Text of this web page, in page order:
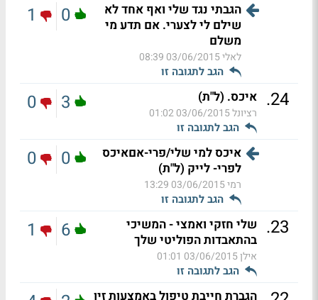
הגבתי נגד שלי ואף אחד לא
שילם לי לצערי. אם תדע מי
משלם
לאלי03/06/2015 08:39
הגב לתגובה זו
0
1
24
. איכס. (ל"ת)
רציונל03/06/2015 01:02
הגב לתגובה זו
3
0
איכס למי שלי/פרי-אםאיכס
לפרי- לייק (ל"ת)
רמי03/06/2015 13:29
הגב לתגובה זו
0
0
23
. שלי חזקי ואמצי - המשיכי
בהתאבדות הפוליטי שלך
אילן03/06/2015 01:01
הגב לתגובה זו
6
1
הגברת חייבת טיפול באמצעות זין